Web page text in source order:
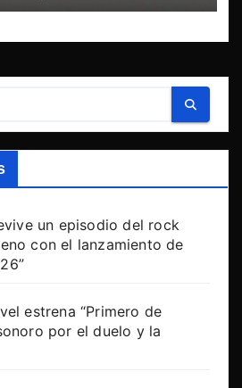
un episodio del rock
con el lanzamiento de
estrena “Primero de
por el duelo y la